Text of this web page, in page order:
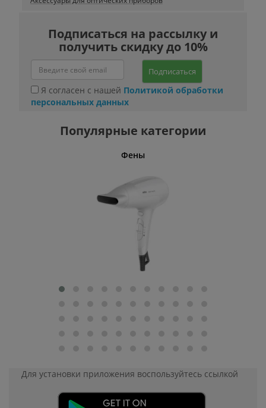
Подписаться на рассылку и
получить скидку до 10%
Подписаться
Я согласен с нашей Политикой обработки
персональных данных
Популярные категории
Фены
Для установки приложения воспользуйтесь ссылкой